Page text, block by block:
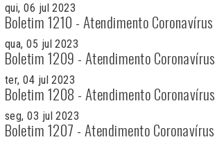
qui, 06 jul 2023
Boletim 1210 - Atendimento Coronavírus
qua, 05 jul 2023
Boletim 1209 - Atendimento Coronavírus
ter, 04 jul 2023
Boletim 1208 - Atendimento Coronavírus
seg, 03 jul 2023
Boletim 1207 - Atendimento Coronavírus